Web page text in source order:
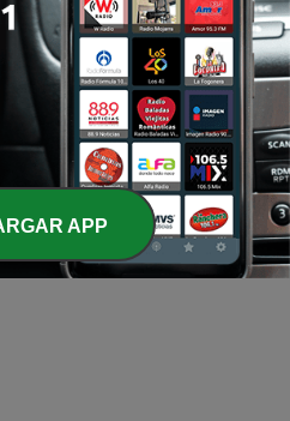
Fusión 90.1 FM
tu armonía)
APP